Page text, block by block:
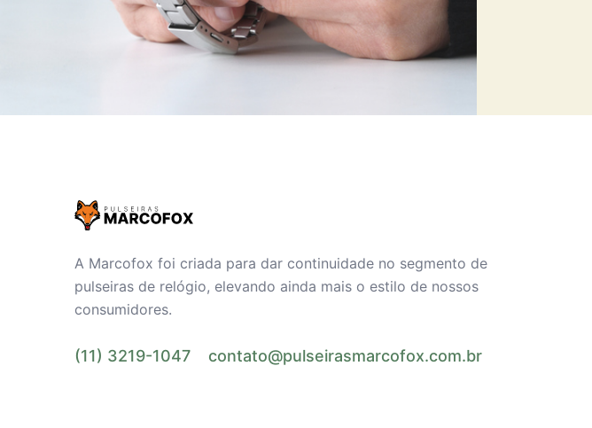
A Marcofox foi criada para dar continuidade no segmento de
pulseiras de relógio, elevando ainda mais o estilo de nossos
consumidores.
(11) 3219-1047 contato@pulseirasmarcofox.com.br